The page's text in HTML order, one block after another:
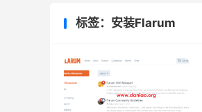
标签：安装Flarum